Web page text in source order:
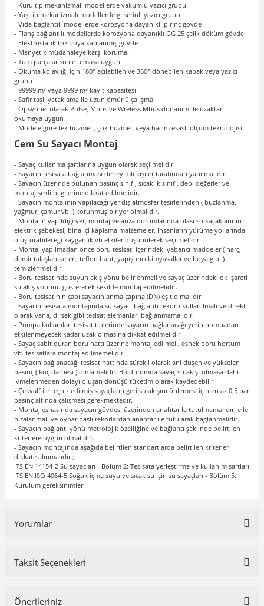
- Kuru tip mekanizmalı modellerde vakumlu yazıcı grubu
- Yaş tip mekanizmalı modellerde gliserinli yazıcı grubu
- Vida bağlantılı modellerde korozyona dayanıklı pirinç gövde
- Flanş bağlantılı modellerde korozyona dayanıklı GG 25 çelik döküm gövde
- Elektrostatik toz boya kaplanmış gövde
- Manyetik müdahaleye karşı korumalı
- Tüm parçalar su ile temasa uygun
- Okuma kolaylığı için 180° açılabilen ve 360° dönebilen kapak veya yazıcı
grubu
- 99999 m³ veya 9999 m³ kayıt kapasitesi
- Safir taşlı yataklama ile uzun ömürlü çalışma
- Opsyonel olarak Pulse, Mbus ve Wreless Mbus donanımı le uzaktan
okumaya uygun
- Modele göre tek hüzmeli, çok hüzmeli veya hacim esaslı ölçüm teknolojisi
Cem Su Sayacı Montaj
- Sayaç kullanma şartlarına uygun olarak seçilmelidir.
- Sayacın tesisata bağlanması deneyimli kişiler tarafından yapılmalıdır.
- Sayacın üzerinde bulunan basınç sınıfı, sıcaklık sınıfı, debi değerler ve
montaj şekli bilgilerine dikkat edilmelidir.
- Sayacın montajının yapılacağı yer dış atmosfer tesirlerinden ( buzlanma,
yağmur, çamur vb. ) korunmuş bir yer olmalıdır.
- Montajın yapıldığı yer, montaj ve arıza durumlarında olası su kaçaklarının
elektrik şebekesi, bina içi kaplama malzemeler, insanların yürüme yollarında
oluşturabileceği kayganlık vb etkiler düşünülerek seçilmelidir.
- Montaj yapılmadan önce boru tesisatı içerindeki yabancı maddeler ( harç,
demir talaşları,keten, teflon bant, yapıştırıcı kimyasallar ve boya gibi )
temizlenmelidir.
- Boru tesisatında suyun akış yönü belirlenmeli ve sayaç üzerindeki ok işareti
su akış yönünü gösterecek şekilde montaj edilmelidir.
- Boru tesisatının çapı sayacın anma çapına (DN) eşit olmalıdır.
- Sayacın tesisata montajında su sayacı bağlantı rekoru kullanılmalı ve direkt
olarak vana, dirsek gibi tesisat elemanları bağlanmamalıdır.
- Pompa kullanılan tesisat tiplerinde sayacın bağlanacağı yerin pompadan
etkilenmeyecek kadar uzak olmasına dikkat edilmelidir.
- Sayaç sabit duran boru hattı üzerine montaj edilmeli, esnek boru hortum
vb. tesisatlara montaj edilmemelidir.
- Sayacın bağlanacağı tesisat hattında sürekli olarak ani düşen ve yükselen
basınç ( koç darbesi ) olmamalıdır. Bu durumda sayaç su akışı olmasa dahi
ivmelenmeden dolayı oluşan dönüşü tüketim olarak kaydedebilir.
- Çekvalf ile teçhiz edilmiş sayaçların geri su akışını önlemesi için en az 0,5 bar
basınç altında çalışması gerekmektedir.
- Montaj esnasında sayacın gövdesi üzerinden anahtar le tutulmamalıdır, elle
hizalanmalı ve oynar başlı rekorlardan anahtar ile tutularak bağlanmalıdır.
- Sayacın bağlantı yönü metrolojik özelliğine ve bağlantı şeklinde belirtilen
kriterlere uygun olmalıdır.
- Sayacın montajında aşağıda belirtilen standartlarda belirtilen kriterler
dikkate alınmalıdır ;
TS EN 14154-2 Su sayaçları - Bölüm 2: Tesisata yerleştirme ve kullanım şartları
TS EN ISO 4064-5 Soğuk içme suyu ve sıcak su için su sayaçları - Bölüm 5:
Kurulum gereksinimleri
Yorumlar
Taksit Seçenekleri
Önerileriniz